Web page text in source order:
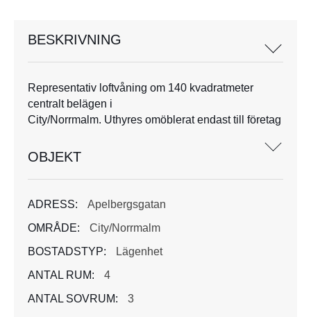
BESKRIVNING
Representativ loftvåning om 140 kvadratmeter
centralt belägen i
City/Norrmalm. Uthyres omöblerat endast till företag
OBJEKT
ADRESS:
Apelbergsgatan
OMRÅDE:
City/Norrmalm
BOSTADSTYP:
Lägenhet
ANTAL RUM:
4
ANTAL SOVRUM:
3